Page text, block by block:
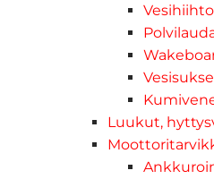
Luukut,